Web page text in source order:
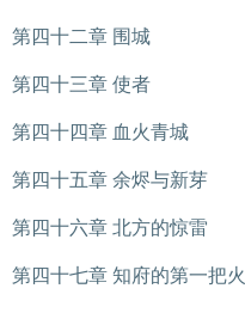
第四十二章 围城
第四十三章 使者
第四十四章 血火青城
第四十五章 余烬与新芽
第四十六章 北方的惊雷
第四十七章 知府的第一把火